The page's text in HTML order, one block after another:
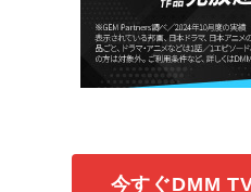
今すぐDMM